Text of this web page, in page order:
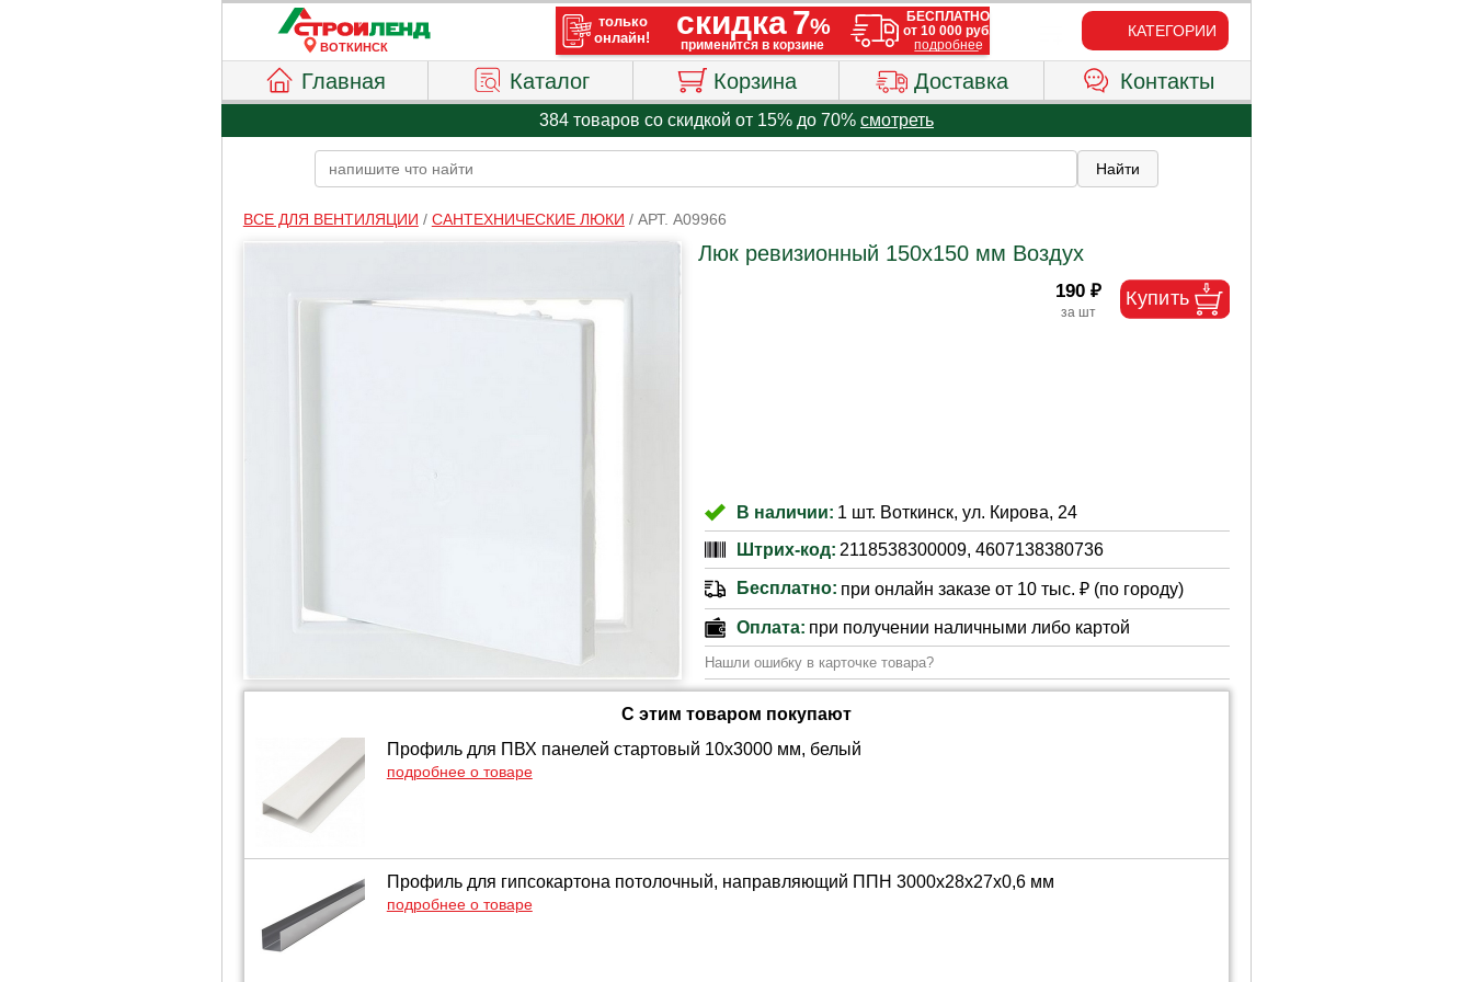
ВОТКИНСК
КАТЕГОРИИ
Главная Каталог Корзина Доставка Контакты
384 товаров со скидкой от 15% до 70% смотреть
ВСЕ ДЛЯ ВЕНТИЛЯЦИИ / САНТЕХНИЧЕСКИЕ ЛЮКИ / АРТ. A09966
Люк ревизионный 150х150 мм Воздух
190 ₽
В наличии: 1 шт. Воткинск, ул. Кирова, 24
Штрих-код: 2118538300009, 4607138380736
Бесплатно: при онлайн заказе от 10 тыс. ₽ (по городу)
Оплата: при получении наличными либо картой
Нашли ошибку в карточке товара?
С этим товаром покупают
Профиль для ПВХ панелей стартовый 10х3000 мм, белый
подробнее о товаре
Профиль для гипсокартона потолочный, направляющий ППН 3000х28х27х0,6 мм
подробнее о товаре